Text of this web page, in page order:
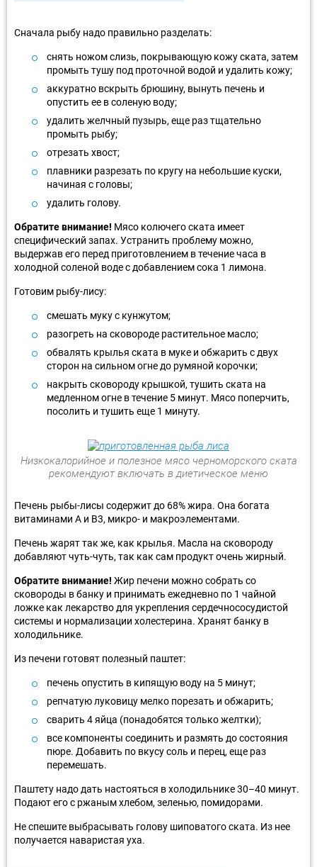
Сначала рыбу надо правильно разделать:
снять ножом слизь, покрывающую кожу ската, затем
промыть тушу под проточной водой и удалить кожу;
аккуратно вскрыть брюшину, вынуть печень и
опустить ее в соленую воду;
удалить желчный пузырь, еще раз тщательно
промыть рыбу;
отрезать хвост;
плавники разрезать по кругу на небольшие куски,
начиная с головы;
удалить голову.
Обратите внимание! Мясо колючего ската имеет
специфический запах. Устранить проблему можно,
выдержав его перед приготовлением в течение часа в
холодной соленой воде с добавлением сока 1 лимона.
Готовим рыбу-лису:
смешать муку с кунжутом;
разогреть на сковороде растительное масло;
обвалять крылья ската в муке и обжарить с двух
сторон на сильном огне до румяной корочки;
накрыть сковороду крышкой, тушить ската на
медленном огне в течение 5 минут. Мясо поперчить,
посолить и тушить еще 1 минуту.
Низкокалорийное и полезное мясо черноморского ската
рекомендуют включать в диетическое меню
Печень рыбы-лисы содержит до 68% жира. Она богата
витаминами A и B3, микро- и макроэлементами.
Печень жарят так же, как крылья. Масла на сковороду
добавляют чуть-чуть, так как сам продукт очень жирный.
Обратите внимание! Жир печени можно собрать со
сковороды в банку и принимать ежедневно по 1 чайной
ложке как лекарство для укрепления сердечнососудистой
системы и нормализации холестерина. Хранят банку в
холодильнике.
Из печени готовят полезный паштет:
печень опустить в кипящую воду на 5 минут;
репчатую луковицу мелко порезать и обжарить;
сварить 4 яйца (понадобятся только желтки);
все компоненты соединить и размять до состояния
пюре. Добавить по вкусу соль и перец, еще раз
перемешать.
Паштету надо дать настояться в холодильнике 30–40 минут.
Подают его с ржаным хлебом, зеленью, помидорами.
Не спешите выбрасывать голову шиповатого ската. Из нее
получается наваристая уха.